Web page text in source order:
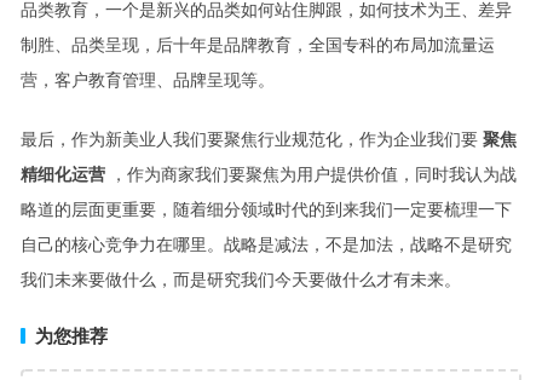
品类教育，一个是新兴的品类如何站住脚跟，如何技术为王、差异
制胜、品类呈现，后十年是品牌教育，全国专科的布局加流量运
营，客户教育管理、品牌呈现等。
最后，作为新美业人我们要聚焦行业规范化，作为企业我们要 聚焦
精细化运营
，作为商家我们要聚焦为用户提供价值，同时我认为战
略道的层面更重要，随着细分领域时代的到来我们一定要梳理一下
自己的核心竞争力在哪里。战略是减法，不是加法，战略不是研究
我们未来要做什么，而是研究我们今天要做什么才有未来。
为您推荐